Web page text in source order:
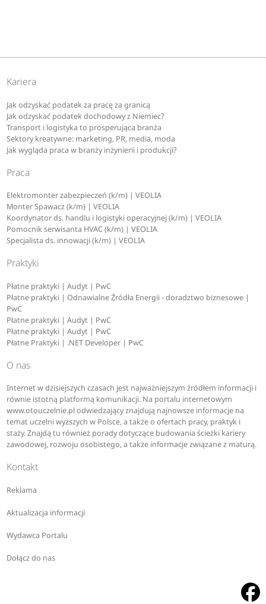
Kariera
Jak odzyskać podatek za pracę za granicą
Jak odzyskać podatek dochodowy z Niemiec?
Transport i logistyka to prosperująca branża
Sektory kreatywne: marketing, PR, media, moda
Jak wygląda praca w branży inżynierii i produkcji?
Praca
Elektromonter zabezpieczeń (k/m) | VEOLIA
Monter Spawacz (k/m) | VEOLIA
Koordynator ds. handlu i logistyki operacyjnej (k/m) | VEOLIA
Pomocnik serwisanta HVAC (k/m) | VEOLIA
Specjalista ds. innowacji (k/m) | VEOLIA
Praktyki
Płatne praktyki | Audyt | PwC
Płatne praktyki | Odnawialne Źródła Energii - doradztwo biznesowe |
PwC
Płatne praktyki | Audyt | PwC
Płatne praktyki | Audyt | PwC
Płatne Praktyki | .NET Developer | PwC
O nas
Internet w dzisiejszych czasach jest najważniejszym źródłem informacji i
równie istotną platformą komunikacji. Na portalu internetowym
www.otouczelnie.pl odwiedzający znajdują najnowsze informacje na
temat uczelni wyższych w Polsce, a także o ofertach pracy, praktyk i
staży. Znajdą tu również porady dotyczące budowania ścieżki kariery
zawodowej, rozwoju osobistego, a także informacje związane z maturą.
Kontakt
Reklama
Aktualizacja informacji
Wydawca Portalu
Dołącz do nas